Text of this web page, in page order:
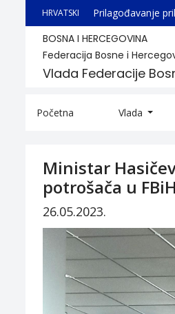
HRVATSKI Prilagođavanje
BOSNA I HERCEGOVINA
Federacija Bosne i
Vlada Federacije
Početna Vlada
Ministar
potrošača u FBiH
26.05.2023.